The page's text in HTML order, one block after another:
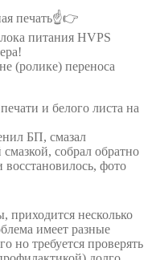
печать☝👉
питания HVPS
(ролике) переноса
и белого листа на
БП, смазал
собрал обратно
восстановилось, фото
несколько
имеет разные
но требуется проверять